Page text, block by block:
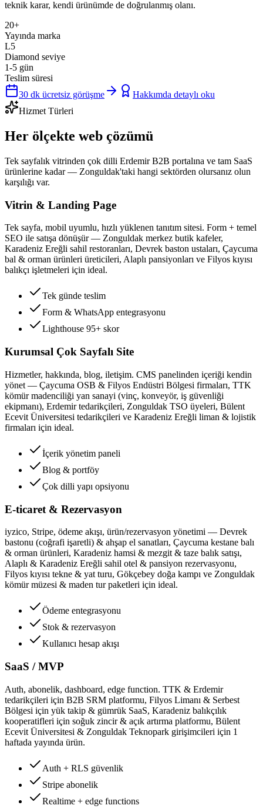
teknik karar, kendi ürünümde de doğrulanmış olanı.
20+
Yayında marka
L5
Diamond seviye
1-5 gün
Teslim süresi
30 dk ücretsiz görüşme
Hakkımda detaylı oku
Hizmet Türleri
Her ölçekte web çözümü
Tek sayfalık vitrinden çok dilli Erdemir B2B portalına ve tam SaaS
ürünlerine kadar — Zonguldak'taki hangi sektörden olursanız olun
karşılığı var.
Vitrin & Landing Page
Tek sayfa, mobil uyumlu, hızlı yüklenen tanıtım sitesi. Form + temel
SEO ile satışa dönüşür — Zonguldak merkez butik kafeler,
Karadeniz Ereğli sahil restoranları, Devrek baston ustaları, Çaycuma
bal & orman ürünleri üreticileri, Alaplı pansiyonları ve Filyos kıyısı
balıkçı işletmeleri için ideal.
Tek günde teslim
Form & WhatsApp entegrasyonu
Lighthouse 95+ skor
Kurumsal Çok Sayfalı Site
Hizmetler, hakkında, blog, iletişim. CMS panelinden içeriği kendin
yönet — Çaycuma OSB & Filyos Endüstri Bölgesi firmaları, TTK
kömür madenciliği yan sanayi (vinç, konveyör, iş güvenliği
ekipmanı), Erdemir tedarikçileri, Zonguldak TSO üyeleri, Bülent
Ecevit Üniversitesi tedarikçileri ve Karadeniz Ereğli liman & lojistik
firmaları için ideal.
İçerik yönetim paneli
Blog & portföy
Çok dilli yapı opsiyonu
E-ticaret & Rezervasyon
iyzico, Stripe, ödeme akışı, ürün/rezervasyon yönetimi — Devrek
bastonu (coğrafi işaretli) & ahşap el sanatları, Çaycuma kestane balı
& orman ürünleri, Karadeniz hamsi & mezgit & taze balık satışı,
Alaplı & Karadeniz Ereğli sahil otel & pansiyon rezervasyonu,
Filyos kıyısı tekne & yat turu, Gökçebey doğa kampı ve Zonguldak
kömür müzesi & maden tur paketleri için ideal.
Ödeme entegrasyonu
Stok & rezervasyon
Kullanıcı hesap akışı
SaaS / MVP
Auth, abonelik, dashboard, edge function. TTK & Erdemir
tedarikçileri için B2B SRM platformu, Filyos Limanı & Serbest
Bölgesi için yük takip & gümrük SaaS, Karadeniz balıkçılık
kooperatifleri için soğuk zincir & açık artırma platformu, Bülent
Ecevit Üniversitesi & Zonguldak Teknopark girişimcileri için 1
haftada yayında ürün.
Auth + RLS güvenlik
Stripe abonelik
Realtime + edge functions